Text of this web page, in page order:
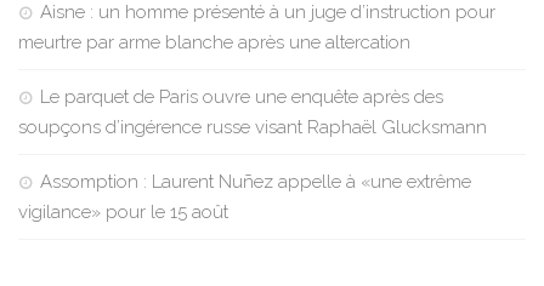
Aisne : un homme présenté à un juge d’instruction pour
meurtre par arme blanche après une altercation
Le parquet de Paris ouvre une enquête après des
soupçons d’ingérence russe visant Raphaël Glucksmann
Assomption : Laurent Nuñez appelle à «une extrême
vigilance» pour le 15 août